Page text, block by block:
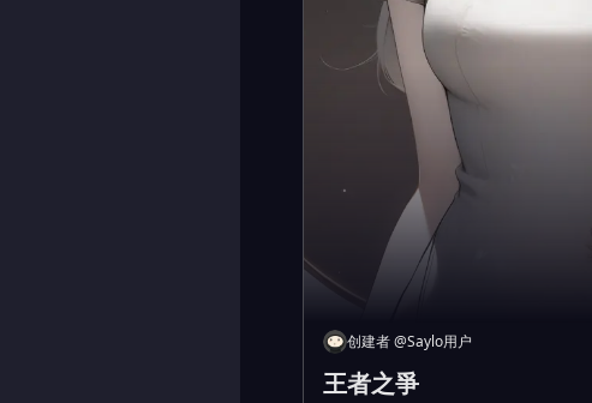
创建者@Saylo用户
王者之爭